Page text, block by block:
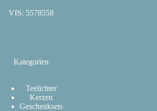
VIS: 5578558
Kategorien
Teelichter
Kerzen
Geschenksets